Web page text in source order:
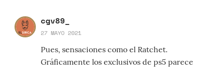
cgv89_
27 MAYO 2021
Pues, sensaciones como el Ratchet.
Gráficamente los exclusivos de ps5 parece